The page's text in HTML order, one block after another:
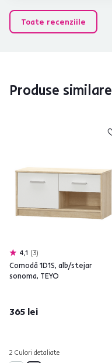
Toate recenziile
Produse similare
4,1 3
Comodă 1D1S, alb/stejar
sonoma, TEYO
365 lei
2 Culori detaliate